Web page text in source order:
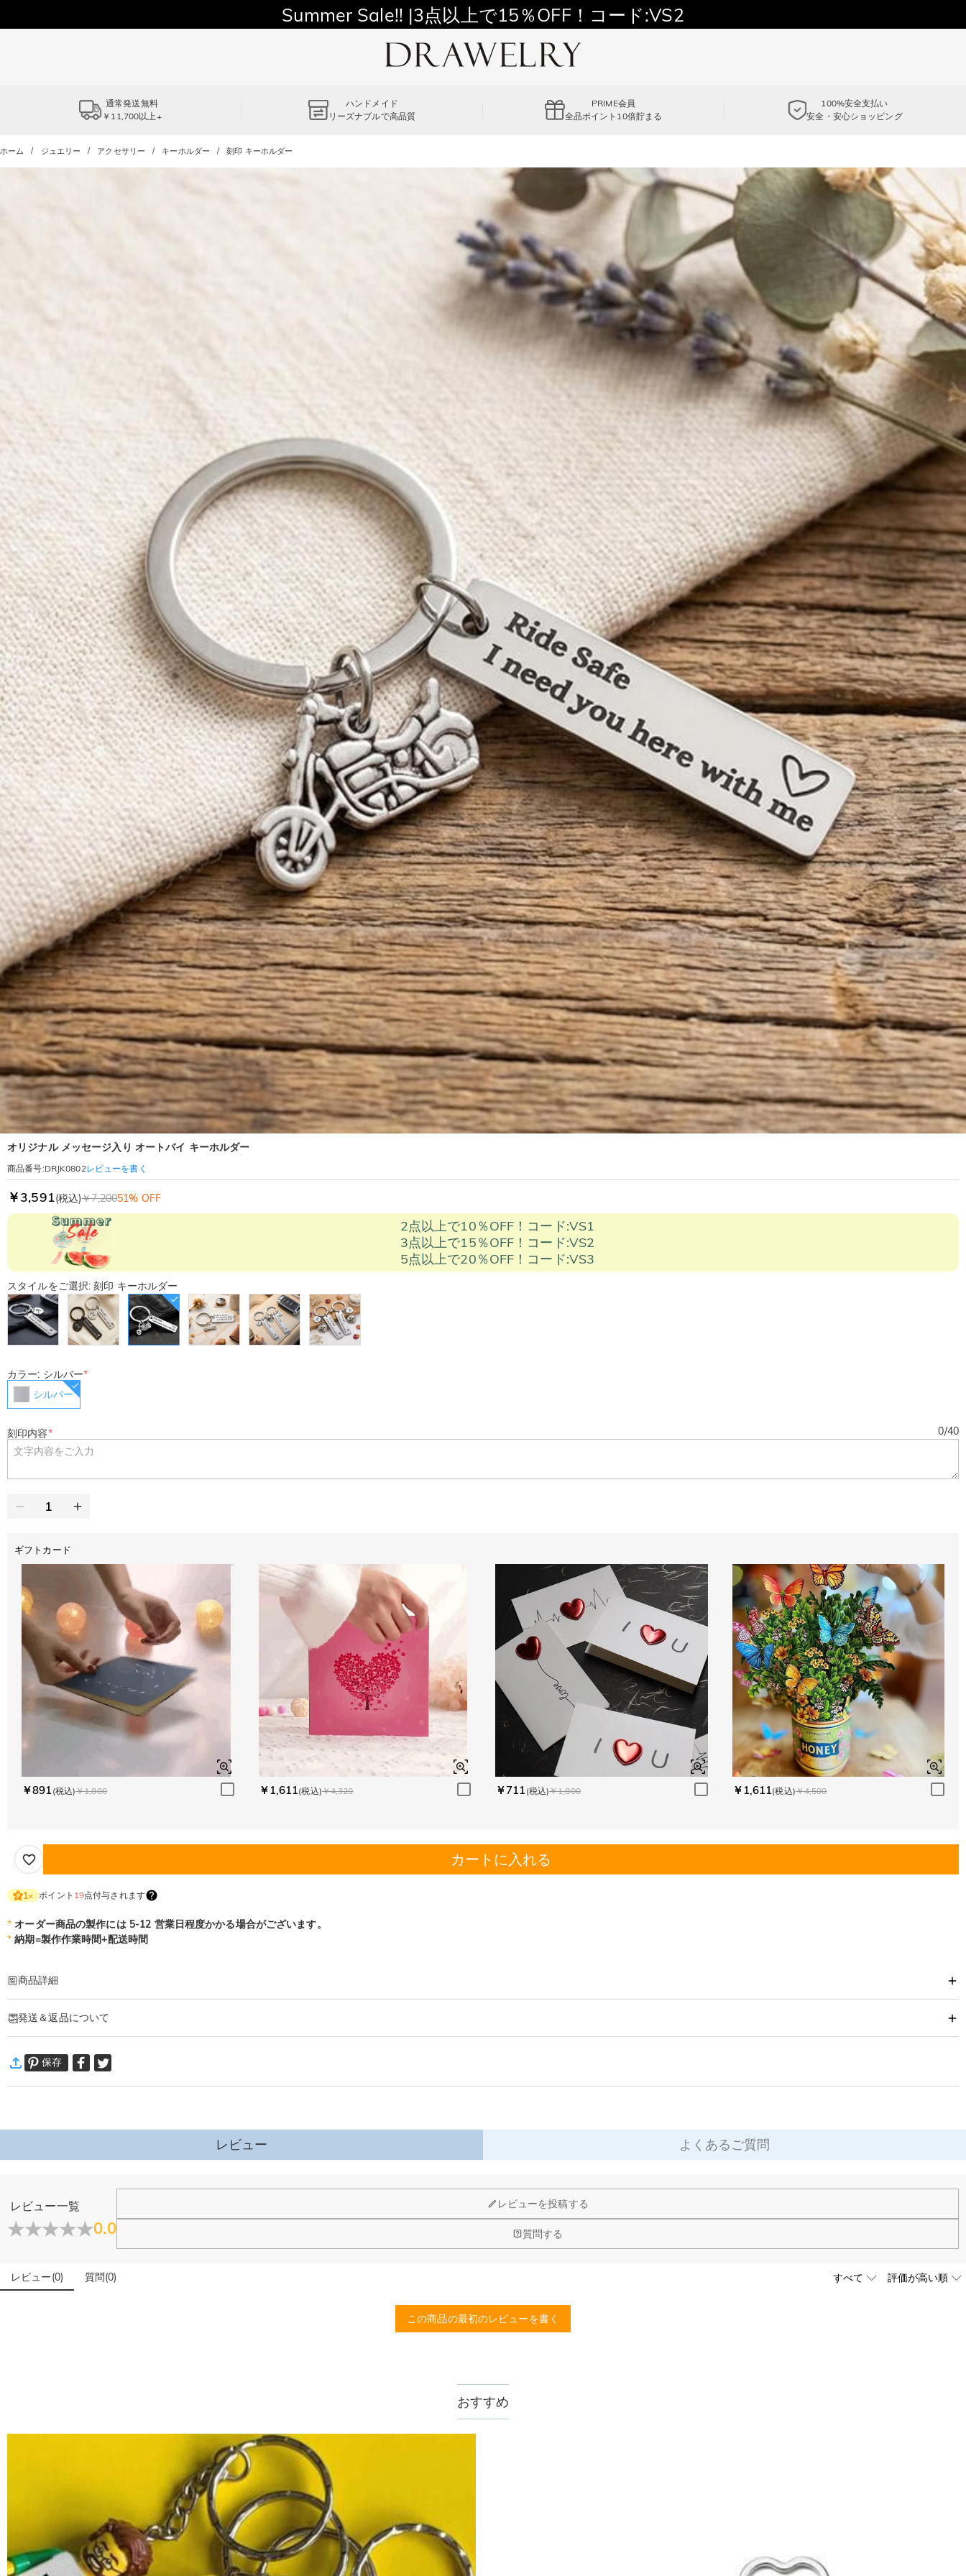
11,700円以上通常配送無料！
Summer Sale!! |3点以上で15％OFF！コード:VS2
通常発送無料
￥11,700以上+
ハンドメイド
リーズナブルで高品質
PRIME会員
全品ポイント10倍貯まる
100%安全支払い
安全・安心ショッピング
ホーム ジュエリー アクセサリー キーホルダー 刻印 キーホルダー
オリジナル メッセージ入り オートバイ キーホルダー
商品番号:DRJK0802レビューを書く
￥3,591(税込)￥7,20051% OFF
2点以上で10％OFF！コード:VS1
3点以上で15％OFF！コード:VS2
5点以上で20％OFF！コード:VS3
スタイルをご選択: 刻印 キーホルダー
カラー: シルバー*
シルバー
刻印内容* 0/40
ギフトカード
￥891 (税込)￥1,800 ￥1,611(税込)￥4,320 ￥711 (税込)￥1,800 ￥1,611(税込)￥4,500
カートに入れる
1× ポイント 19点付与されます
* オーダー商品の製作には 5-12 営業日程度かかる場合がございます。
* 納期=製作作業時間+配送時間
商品詳細
あなたの気持ちを形に出来るオーダーメイドのキーホルダーです。
バイカーなら一目で心惹かれるクールなデザインが魅力です。
普段なかなか口にできない「無事でいてほしい」「ずっと一緒にいたい」という本心を、小さなキーホルダーに込められます。
車のキーやバイクのキーに付ければ、乗るたびに贈った人の温もりを感じられる、世界に一つだけの特別な贈り物。
父の日や誕生日、結婚記念日などのシーンに最適です！
発送＆返品について
万一、ご注文商品にご満足いただけない場合は、商品が到着後60日以内に返品＆交換できます。
詳細はこちら
保存
レビュー よくあるご質問
レビュー一覧
0.0
レビューを投稿する
質問する
レビュー(0) 質問(0)
この商品の最初のレビューを書く
ジュエリーについて
店頭や実店舗とかありますか？
店舗に費やす家賃や保険、人的労力等のコストを節約して、商品自身が値下げできるために、現在はオンラインストアのみ運営しております。
輝きと高い硬度を誇る最高級品質グレード5Aのキューピッドジルコニアを使用しており、その中でも専門の職人によるカットを施し、最上級位のスーパーキュービックジルコニアとなります。
こちらの商品を身に付けると、肌が緑色に変色しますか？
納期=製作作業時間+配送時間 受注製作品のため、ご入金を確認してから制作となります。大量生産品ではなく、一つ一つ手でお作りしており、予定作業時間は商品ページに記載しております。そしてご購
配送についてまでご確認ください。.
ご注文の納品書・領収書といった明細書は商品に同梱しておりません。領収書発行をご希望の場合は、ご注文明細をメールにてご確認ください。
商品を海外へ直接発送することは可能でしょうか。
はい、対応可能です。海外配送をご希望の場合は、カスタマーサポートまで詳しい海外配送先情報をお送りください。配送先の国・地域によって送料が異なります。また、海外配送の際は受取人様に関税
が発生する場合がございます。
お客様が商品受け取り後、60日以内の未使用品の返品は可能です。受注生産品のため、返品は50%の返品手数料(材料費)が発生致します。詳細は
注文＆支払いについて
注文後に注文の内容を変更できますか？
もし注文確認メールをご確認後、注文内容に間違いでもありましたら、至急カスタマーサポート【Eメール：service@drawelry.jp】までご連絡ください。ご連絡頂く時に注文番号もお送りください。
おすすめ